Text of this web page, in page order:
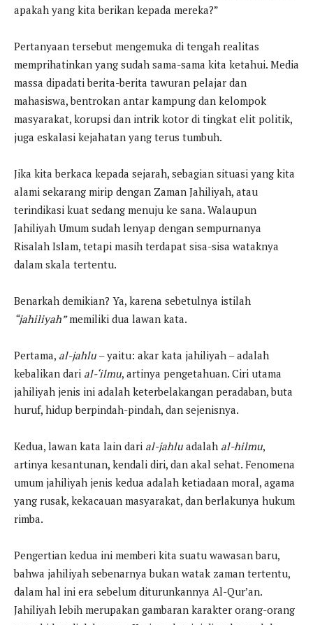
apakah yang kita berikan kepada mereka?”
Pertanyaan tersebut mengemuka di tengah realitas
memprihatinkan yang sudah sama-sama kita ketahui. Media
massa dipadati berita-berita tawuran pelajar dan
mahasiswa, bentrokan antar kampung dan kelompok
masyarakat, korupsi dan intrik kotor di tingkat elit politik,
juga eskalasi kejahatan yang terus tumbuh.
Jika kita berkaca kepada sejarah, sebagian situasi yang kita
alami sekarang mirip dengan Zaman Jahiliyah, atau
terindikasi kuat sedang menuju ke sana. Walaupun
Jahiliyah Umum sudah lenyap dengan sempurnanya
Risalah Islam, tetapi masih terdapat sisa-sisa wataknya
dalam skala tertentu.
Benarkah demikian? Ya, karena sebetulnya istilah
“jahiliyah”memiliki dua lawan kata.
Pertama, al-jahlu – yaitu: akar kata jahiliyah – adalah
kebalikan dari al-‘ilmu, artinya pengetahuan. Ciri utama
jahiliyah jenis ini adalah keterbelakangan peradaban, buta
huruf, hidup berpindah-pindah, dan sejenisnya.
Kedua, lawan kata lain dari al-jahlu adalah al-hilmu,
artinya kesantunan, kendali diri, dan akal sehat. Fenomena
umum jahiliyah jenis kedua adalah ketiadaan moral, agama
yang rusak, kekacauan masyarakat, dan berlakunya hukum
rimba.
Pengertian kedua ini memberi kita suatu wawasan baru,
bahwa jahiliyah sebenarnya bukan watak zaman tertentu,
dalam hal ini era sebelum diturunkannya Al-Qur’an.
Jahiliyah lebih merupakan gambaran karakter orang-orang